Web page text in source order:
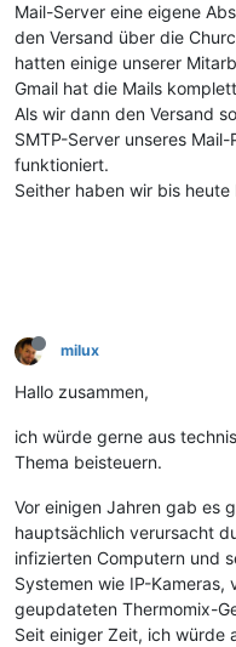
Mail-Server eine eigene
den Versand über die
hatten einige unserer
Gmail hat die Mails
Als wir dann den Versand
SMTP-Server unseres
funktioniert.
Seither haben wir bis
milux
Hallo zusammen,
ich würde gerne aus
Thema beisteuern.
Vor einigen Jahren gab es
hauptsächlich verursacht
infizierten Computern und
Systemen wie IP-
geupdateten Thermomix-
Seit einiger Zeit, ich würde